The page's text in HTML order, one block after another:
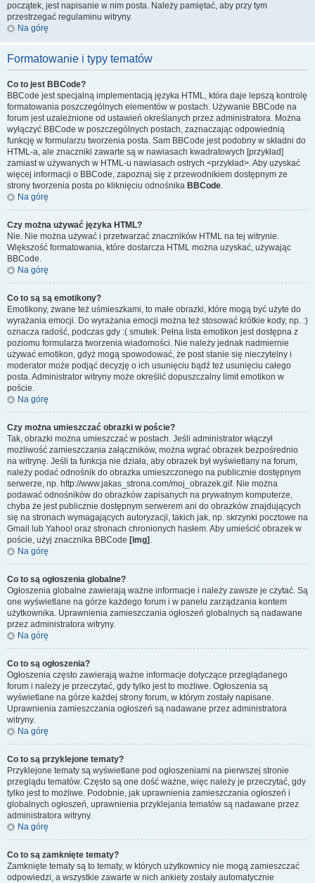
początek, jest napisanie w nim posta. Należy pamiętać, aby przy tym
przestrzegać regulaminu witryny.
Na górę
Formatowanie i typy tematów
Co to jest BBCode?
BBCode jest specjalną implementacją języka HTML, która daje lepszą kontrolę
formatowania poszczególnych elementów w postach. Używanie BBCode na
forum jest uzależnione od ustawień określanych przez administratora. Można
wyłączyć BBCode w poszczególnych postach, zaznaczając odpowiednią
funkcję w formularzu tworzenia posta. Sam BBCode jest podobny w składni do
HTML-a, ale znaczniki zawarte są w nawiasach kwadratowych [przykład]
zamiast w używanych w HTML-u nawiasach ostrych <przykład>. Aby uzyskać
więcej informacji o BBCode, zapoznaj się z przewodnikiem dostępnym ze
strony tworzenia posta po kliknięciu odnośnika BBCode.
Na górę
Czy można używać języka HTML?
Nie. Nie można używać i przetwarzać znaczników HTML na tej witrynie.
Większość formatowania, które dostarcza HTML można uzyskać, używając
BBCode.
Na górę
Co to są są emotikony?
Emotikony, zwane też uśmieszkami, to małe obrazki, które mogą być użyte do
wyrażania emocji. Do wyrażania emocji można też stosować krótkie kody, np. :)
oznacza radość, podczas gdy :( smutek. Pełna lista emotikon jest dostępna z
poziomu formularza tworzenia wiadomości. Nie należy jednak nadmiernie
używać emotikon, gdyż mogą spowodować, że post stanie się nieczytelny i
moderator może podjąć decyzję o ich usunięciu bądź też usunięciu całego
posta. Administrator witryny może określić dopuszczalny limit emotikon w
poście.
Na górę
Czy można umieszczać obrazki w poście?
Tak, obrazki można umieszczać w postach. Jeśli administrator włączył
możliwość zamieszczania załączników, można wgrać obrazek bezpośrednio
na witrynę. Jeśli ta funkcja nie działa, aby obrazek był wyświetlany na forum,
należy podać odnośnik do obrazka umieszczonego na publicznie dostępnym
serwerze, np. http://www.jakas_strona.com/moj_obrazek.gif. Nie można
podawać odnośników do obrazków zapisanych na prywatnym komputerze,
chyba że jest publicznie dostępnym serwerem ani do obrazków znajdujących
się na stronach wymagających autoryzacji, takich jak, np. skrzynki pocztowe na
Gmail lub Yahoo! oraz stronach chronionych hasłem. Aby umieścić obrazek w
poście, użyj znacznika BBCode [img] .
Na górę
Co to są ogłoszenia globalne?
Ogłoszenia globalne zawierają ważne informacje i należy zawsze je czytać. Są
one wyświetlane na górze każdego forum i w panelu zarządzania kontem
użytkownika. Uprawnienia zamieszczania ogłoszeń globalnych są nadawane
przez administratora witryny.
Na górę
Co to są ogłoszenia?
Ogłoszenia często zawierają ważne informacje dotyczące przeglądanego
forum i należy je przeczytać, gdy tylko jest to możliwe. Ogłoszenia są
wyświetlane na górze każdej strony forum, w którym zostały napisane.
Uprawnienia zamieszczania ogłoszeń są nadawane przez administratora
witryny.
Na górę
Co to są przyklejone tematy?
Przyklejone tematy są wyświetlane pod ogłoszeniami na pierwszej stronie
przeglądu tematów. Często są one dość ważne, więc należy je przeczytać, gdy
tylko jest to możliwe. Podobnie, jak uprawnienia zamieszczania ogłoszeń i
globalnych ogłoszeń, uprawnienia przyklejania tematów są nadawane przez
administratora witryny.
Na górę
Co to są zamknięte tematy?
Zamknięte tematy są to tematy, w których użytkownicy nie mogą zamieszczać
odpowiedzi, a wszystkie zawarte w nich ankiety zostały automatycznie